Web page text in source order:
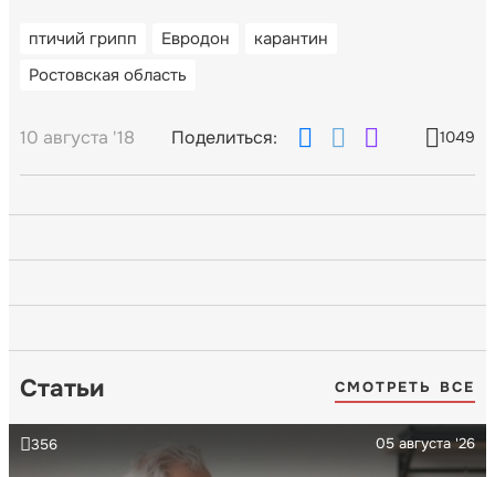
птичий грипп Евродон
карантин
Ростовская область
10 августа '18 Поделиться: 1049
Статьи СМОТРЕТЬ ВСЕ
05 августа '26
356